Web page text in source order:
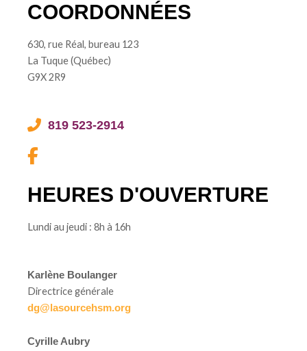
COORDONNÉES
630, rue Réal, bureau 123
La Tuque (Québec)
G9X 2R9
819 523-2914
HEURES D'OUVERTURE
Lundi au jeudi : 8h à 16h
Karlène Boulanger
Directrice générale
dg@lasourcehsm.org
Cyrille Aubry